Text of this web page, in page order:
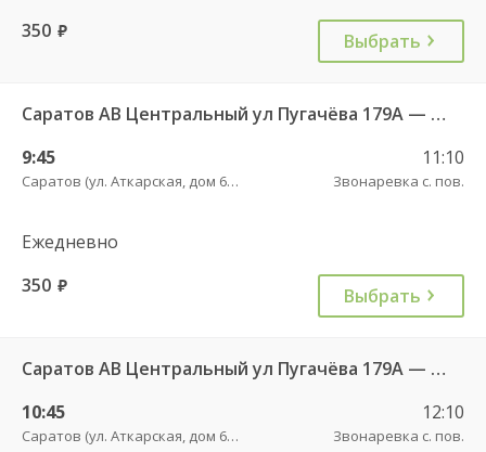
350 руб. Выбрать
Саратов АВ Центральный ул Пугачёва 179А — Маркс ул Ленина 36 Б
9:45
Саратов (ул. Аткарская, дом 66 А)
11:10
Звонаревка с. пов.
Ежедневно
350 руб. Выбрать
Саратов АВ Центральный ул Пугачёва 179А — Маркс ул Ленина 36 Б
10:45
Саратов (ул. Аткарская, дом 66 А)
12:10
Звонаревка с. пов.